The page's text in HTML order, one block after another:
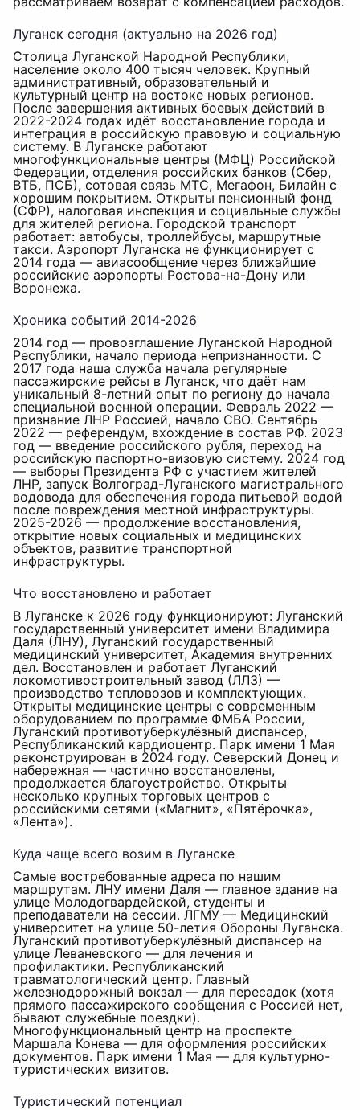
Луганск сегодня (актуально на 2026 год)
Столица Луганской Народной Республики,
население около 400 тысяч человек. Крупный
административный, образовательный и
культурный центр на востоке новых регионов.
После завершения активных боевых действий в
2022-2024 годах идёт восстановление города и
интеграция в российскую правовую и социальную
систему. В Луганске работают
многофункциональные центры (МФЦ) Российской
Федерации, отделения российских банков (Сбер,
ВТБ, ПСБ), сотовая связь МТС, Мегафон, Билайн с
хорошим покрытием. Открыты пенсионный фонд
(СФР), налоговая инспекция и социальные службы
для жителей региона. Городской транспорт
работает: автобусы, троллейбусы, маршрутные
такси. Аэропорт Луганска не функционирует с
2014 года — авиасообщение через ближайшие
российские аэропорты Ростова-на-Дону или
Воронежа.
Хроника событий 2014-2026
2014 год — провозглашение Луганской Народной
Республики, начало периода непризнанности. С
2017 года наша служба начала регулярные
пассажирские рейсы в Луганск, что даёт нам
уникальный 8-летний опыт по региону до начала
специальной военной операции. Февраль 2022 —
признание ЛНР Россией, начало СВО. Сентябрь
2022 — референдум, вхождение в состав РФ. 2023
год — введение российского рубля, переход на
российскую паспортно-визовую систему. 2024 год
— выборы Президента РФ с участием жителей
ЛНР, запуск Волгоград-Луганского магистрального
водовода для обеспечения города питьевой водой
после повреждения местной инфраструктуры.
2025-2026 — продолжение восстановления,
открытие новых социальных и медицинских
объектов, развитие транспортной
инфраструктуры.
Что восстановлено и работает
В Луганске к 2026 году функционируют: Луганский
государственный университет имени Владимира
Даля (ЛНУ), Луганский государственный
медицинский университет, Академия внутренних
дел. Восстановлен и работает Луганский
локомотивостроительный завод (ЛЛЗ) —
производство тепловозов и комплектующих.
Открыты медицинские центры с современным
оборудованием по программе ФМБА России,
Луганский противотуберкулёзный диспансер,
Республиканский кардиоцентр. Парк имени 1 Мая
реконструирован в 2024 году. Северский Донец и
набережная — частично восстановлены,
продолжается благоустройство. Открыты
несколько крупных торговых центров с
российскими сетями («Магнит», «Пятёрочка»,
«Лента»).
Куда чаще всего возим в Луганске
Самые востребованные адреса по нашим
маршрутам. ЛНУ имени Даля — главное здание на
улице Молодогвардейской, студенты и
преподаватели на сессии. ЛГМУ — Медицинский
университет на улице 50-летия Обороны Луганска.
Луганский противотуберкулёзный диспансер на
улице Леваневского — для лечения и
профилактики. Республиканский
травматологический центр. Главный
железнодорожный вокзал — для пересадок (хотя
прямого пассажирского сообщения с Россией нет,
бывают служебные поездки).
Многофункциональный центр на проспекте
Маршала Конева — для оформления российских
документов. Парк имени 1 Мая — для культурно-
туристических визитов.
Туристический потенциал